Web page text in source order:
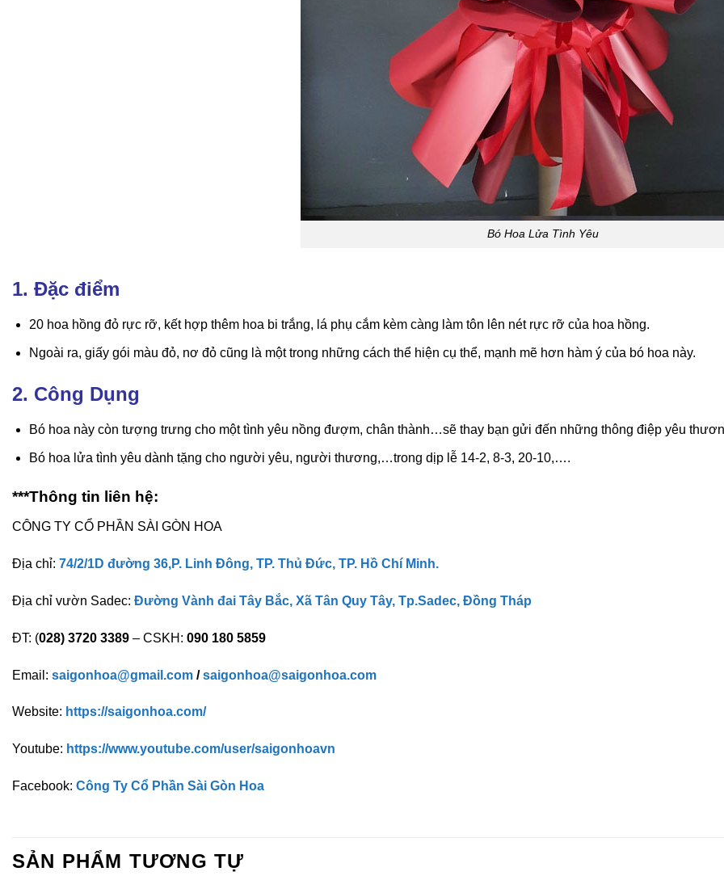
Bó Hoa Lửa Tình Yêu
1. Đặc điểm
20 hoa hồng đỏ rực rỡ, kết hợp thêm hoa bi trắng, lá phụ cắm kèm càng làm tôn lên nét rực rỡ của hoa hồng.
Ngoài ra, giấy gói màu đỏ, nơ đỏ cũng là một trong những cách thể hiện cụ thể, mạnh mẽ hơn hàm ý của bó hoa này.
2. Công Dụng
Bó hoa này còn tượng trưng cho một tình yêu nồng đượm, chân thành…sẽ thay bạn gửi đến những thông điệp yêu
Bó hoa lửa tình yêu dành tặng cho người yêu, người thương,…trong dịp lễ 14-2, 8-3, 20-10,….
***Thông tin liên hệ:
CÔNG TY CỔ PHẦN SÀI GÒN HOA
Địa chỉ: 74/2/1D đường 36,P. Linh Đông, TP. Thủ Đức, TP. Hồ Chí Minh.
Địa chỉ vườn Sadec: Đường Vành đai Tây Bắc, Xã Tân Quy Tây, Tp.Sadec, Đồng Tháp
ĐT: (028) 3720 3389 – CSKH: 090 180 5859
Email: saigonhoa@gmail.com /saigonhoa@saigonhoa.com
Website: https://saigonhoa.com/
Youtube: https://www.youtube.com/user/saigonhoavn
Facebook: Công Ty Cổ Phần Sài Gòn Hoa
SẢN PHẨM TƯƠNG TỰ